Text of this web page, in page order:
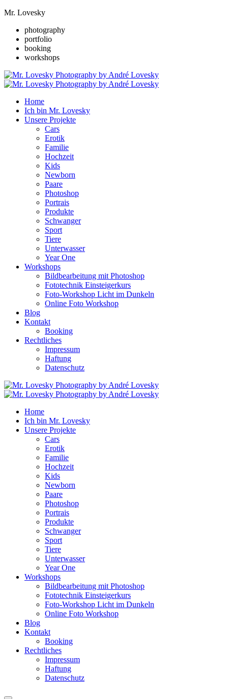
Mr. Lovesky
photography
portfolio
booking
workshops
Home
Ich bin Mr. Lovesky
Unsere Projekte
Cars
Erotik
Familie
Hochzeit
Kids
Newborn
Paare
Photoshop
Portrais
Produkte
Schwanger
Sport
Tiere
Unterwasser
Year One
Workshops
Bildbearbeitung mit Photoshop
Fototechnik Einsteigerkurs
Foto-Workshop Licht im Dunkeln
Online Foto Workshop
Blog
Kontakt
Booking
Rechtliches
Impressum
Haftung
Datenschutz
Home
Ich bin Mr. Lovesky
Unsere Projekte
Cars
Erotik
Familie
Hochzeit
Kids
Newborn
Paare
Photoshop
Portrais
Produkte
Schwanger
Sport
Tiere
Unterwasser
Year One
Workshops
Bildbearbeitung mit Photoshop
Fototechnik Einsteigerkurs
Foto-Workshop Licht im Dunkeln
Online Foto Workshop
Blog
Kontakt
Booking
Rechtliches
Impressum
Haftung
Datenschutz